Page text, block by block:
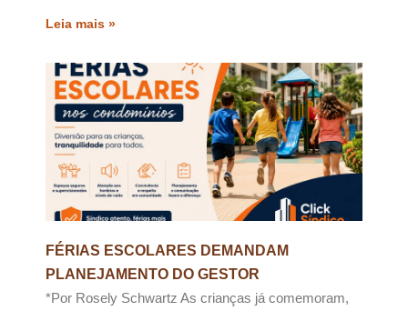
Leia mais »
FÉRIAS ESCOLARES DEMANDAM
PLANEJAMENTO DO GESTOR
*Por Rosely Schwartz As crianças já comemoram,